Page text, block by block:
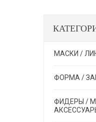
МАСКИ /
ФОРМА /
ФИДЕРЫ /